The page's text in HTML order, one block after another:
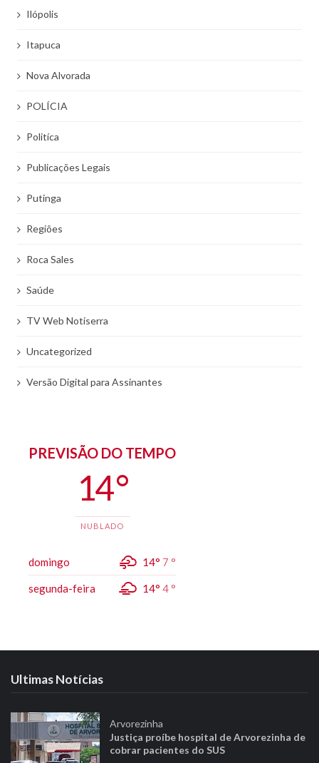
Ilópolis
Itapuca
Nova Alvorada
POLÍCIA
Politíca
Publicações Legais
Putinga
Regiões
Roca Sales
Saúde
TV Web Notiserra
Uncategorized
Versão Digital para Assinantes
PREVISÃO DO TEMPO
14 °
NUBLADO
domingo 14° 7 °
segunda-feira 14° 4 °
Ultimas Notícias
Arvorezinha
Justiça proíbe hospital de Arvorezinha de
cobrar pacientes do SUS